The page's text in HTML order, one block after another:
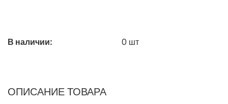
В наличии: 0 шт
ОПИСАНИЕ ТОВАРА